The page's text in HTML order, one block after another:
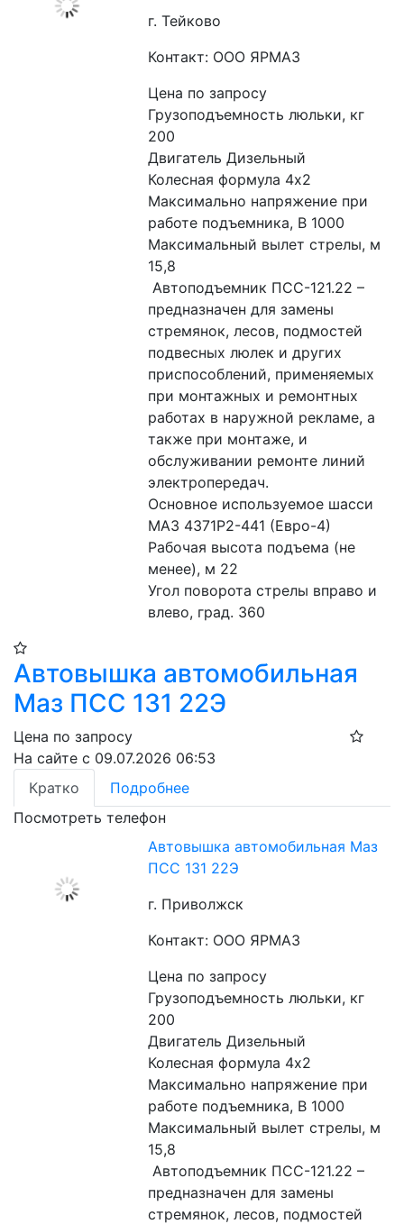
г. Тейково
Контакт: ООО ЯРМАЗ
Цена по запросу
Грузоподъемность люльки, кг
200
Двигатель Дизельный
Колесная формула 4х2
Максимально напряжение при
работе подъемника, В 1000
Максимальный вылет стрелы, м
15,8
Автоподъемник ПСС-121.22 –
предназначен для замены
стремянок, лесов, подмостей
подвесных люлек и других
приспособлений, применяемых
при монтажных и ремонтных
работах в наружной рекламе, а
также при монтаже, и
обслуживании ремонте линий
электропередач.
Основное используемое шасси
МАЗ 4371Р2-441 (Евро-4)
Рабочая высота подъема (не
менее), м 22
Угол поворота стрелы вправо и
влево, град. 360
Автовышка автомобильная
Маз ПСС 131 22Э
Цена по запросу
На сайте с 09.07.2026 06:53
Кратко
Подробнее
Посмотреть телефон
Автовышка автомобильная Маз
ПСС 131 22Э
г. Приволжск
Контакт: ООО ЯРМАЗ
Цена по запросу
Грузоподъемность люльки, кг
200
Двигатель Дизельный
Колесная формула 4х2
Максимально напряжение при
работе подъемника, В 1000
Максимальный вылет стрелы, м
15,8
Автоподъемник ПСС-121.22 –
предназначен для замены
стремянок, лесов, подмостей